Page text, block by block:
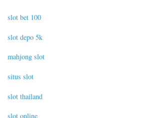
slot bet 100
slot depo 5k
mahjong slot
situs slot
slot thailand
slot online